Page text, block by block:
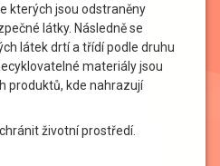
kterých jsou odstraněny
látky. Následně se
látek drtí a třídí podle druhu
materiály jsou
produktů, kde nahrazují
životní prostředí.